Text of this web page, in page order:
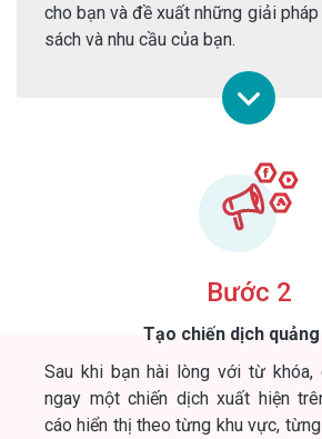
cho bạn và đề xuất những giải
sách và nhu cầu của bạn.
Bước 2
Tạo chiến dịch
Sau khi bạn hài lòng với từ khóa,
ngay một chiến dịch xuất hiện
cáo hiển thị theo từng khu vực,